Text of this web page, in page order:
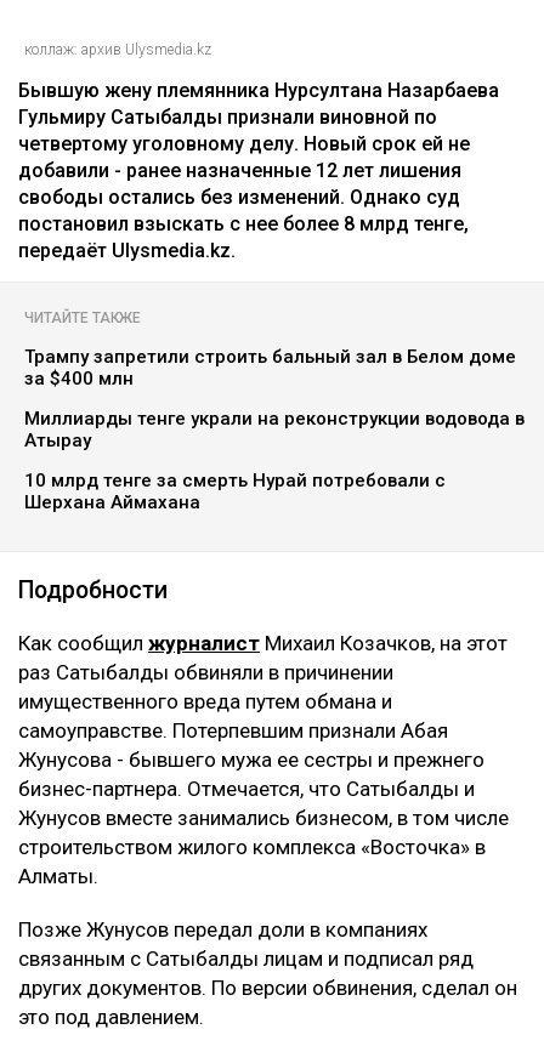
коллаж: архив Ulysmedia.kz
Бывшую жену племянника Нурсултана Назарбаева
Гульмиру Сатыбалды признали виновной по
четвертому уголовному делу. Новый срок ей не
добавили - ранее назначенные 12 лет лишения
свободы остались без изменений. Однако суд
постановил взыскать с нее более 8 млрд тенге,
передаёт Ulysmedia.kz.
ЧИТАЙТЕ ТАКЖЕ
Трампу запретили строить бальный зал в Белом доме
за $400 млн
Миллиарды тенге украли на реконструкции водовода в
Атырау
10 млрд тенге за смерть Нурай потребовали с
Шерхана Аймахана
Подробности
Как сообщил журналист Михаил Козачков, на этот
раз Сатыбалды обвиняли в причинении
имущественного вреда путем обмана и
самоуправстве. Потерпевшим признали Абая
Жунусова - бывшего мужа ее сестры и прежнего
бизнес-партнера. Отмечается, что Сатыбалды и
Жунусов вместе занимались бизнесом, в том числе
строительством жилого комплекса «Восточка» в
Алматы.
Позже Жунусов передал доли в компаниях
связанным с Сатыбалды лицам и подписал ряд
других документов. По версии обвинения, сделал он
это под давлением.